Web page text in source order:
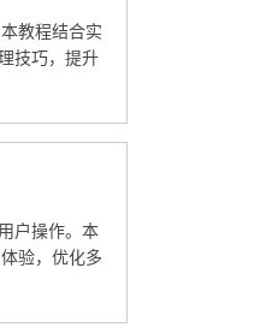
教程结合实
技巧，提升
户操作。本
验，优化多